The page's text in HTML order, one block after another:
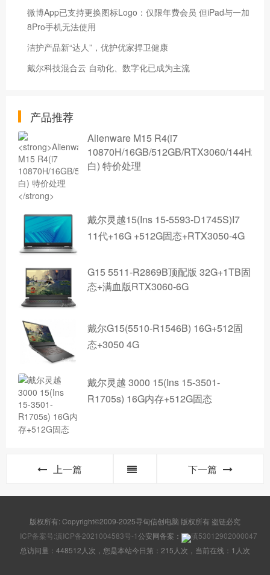
微博App已支持更换图标Logo：仅限年费会员 但iPad与一加
8Pro手机无法使用
洁护产品新“达人”，优护优家捍卫健康
戴尔科技混合云 自动化、数字化已成为主流
产品推荐
Alienware M15 R4(i7
10870H/16GB/512GB/RTX3060/144Hz/
白) 特价处理
戴尔灵越15(Ins 15-5593-D1745S)I7
11代+16G +512G固态+RTX3050-4G
G15 5511-R2869B顶配版 32G+1TB固
态+满血版RTX3060-6G
戴尔G15(5510-R1546B) 16G+512固
态+3050 4G
戴尔灵越 3000 15(Ins 15-3501-
R1705s) 16G内存+512G固态
上一篇 下一篇
版权所有: Copyright©2009-2025寻甸信创电脑 版权所有 盗链必究
ICP备案号:滇ICP备2021004583号-1公安网备案：
滇53012902000047
总访问量：448512人次，您是本站今日第：215人次，当前在线：1人次